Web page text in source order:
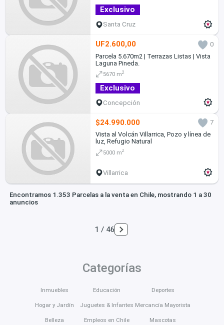
Exclusivo
Santa Cruz
UF2.600,00
0
Parcela 5.670m2 | Terrazas Listas | Vista
Laguna Pineda.
5670 m2
Exclusivo
Concepción
$24.990.000
7
Vista al Volcán Villarrica, Pozo y línea de
luz, Refugio Natural
5000 m2
Villarrica
Encontramos 1.353 Parcelas a la venta en Chile, mostrando 1 a 30
anuncios
1 / 46
Categorías
Inmuebles
Hogar y Jardín
Belleza
Educación
Juguetes & Infantes
Empleos en Chile
Deportes
Mercancía Mayorista
Mascotas